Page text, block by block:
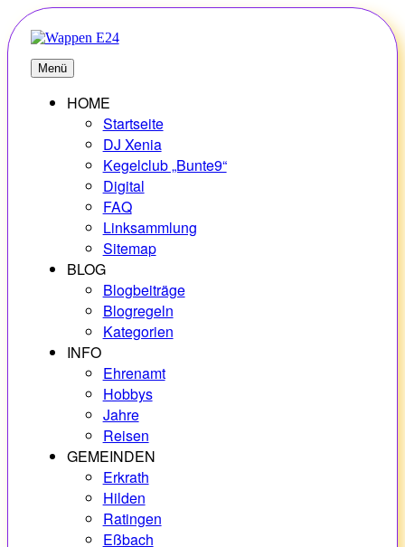
Zum
Inhalt
springen
E24
Erlebnisse – Hobbys – Vielfalt
Menü
HOME
Startseite
DJ Xenia
Kegelclub „Bunte9“
Digital
FAQ
Linksammlung
Sitemap
BLOG
Blogbeiträge
Blogregeln
Kategorien
INFO
Ehrenamt
Hobbys
Jahre
Reisen
GEMEINDEN
Erkrath
Hilden
Ratingen
Eßbach